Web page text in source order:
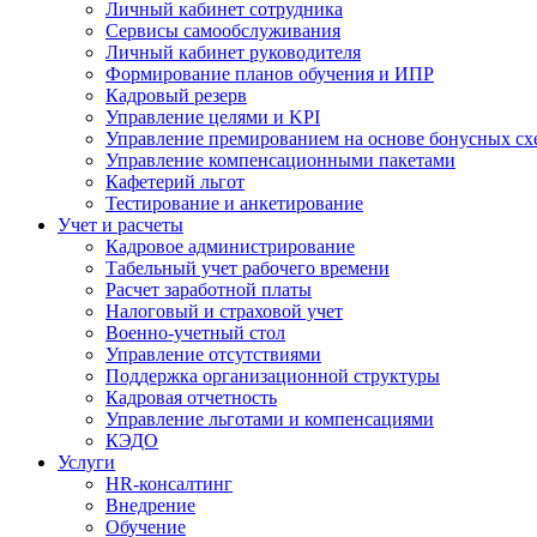
Личный кабинет сотрудника
Сервисы самообслуживания
Личный кабинет руководителя
Формирование планов обучения и ИПР
Кадровый резерв
Управление целями и KPI
Управление премированием на основе бонусных
Управление компенсационными пакетами
Кафетерий льгот
Тестирование и анкетирование
Учет и расчеты
Кадровое администрирование
Табельный учет рабочего времени
Расчет заработной платы
Налоговый и страховой учет
Военно-учетный стол
Управление отсутствиями
Поддержка организационной структуры
Кадровая отчетность
Управление льготами и компенсациями
КЭДО
Услуги
HR-консалтинг
Внедрение
Обучение